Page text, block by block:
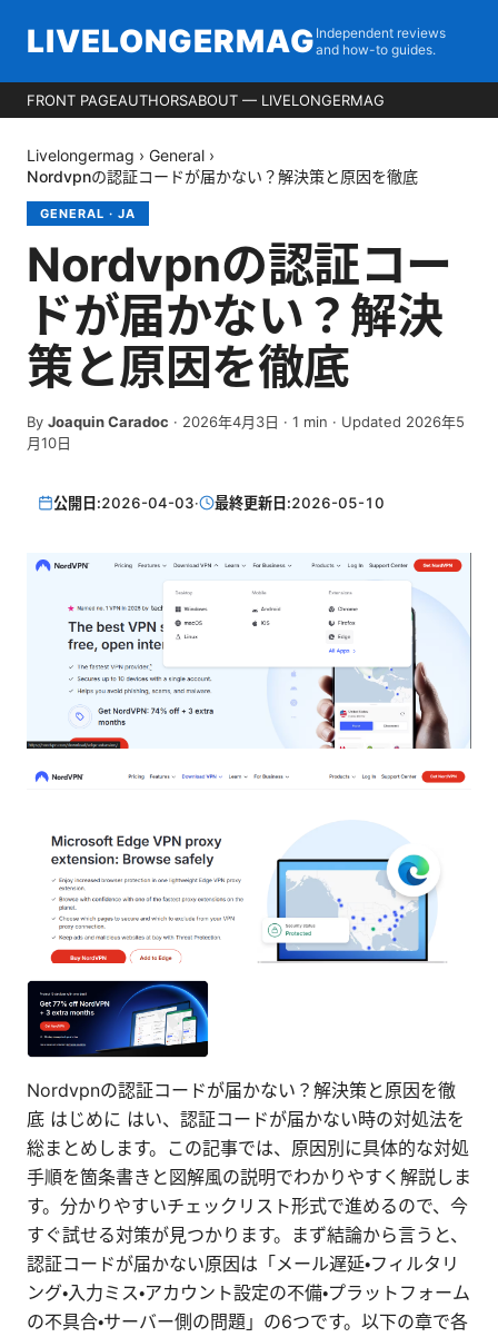
LIVELONGERMAG Independent reviews
and how-to guides.
FRONT PAGEAUTHORSABOUT — LIVELONGERMAG
Livelongermag › General ›
Nordvpnの認証コードが届かない？解決策と原因を徹底
GENERAL · JA
Nordvpnの認証コー
ドが届かない？解決
策と原因を徹底
By Joaquin Caradoc · 2026年4月3日 · 1 min · Updated 2026年5
月10日
公開日:2026-04-03· 最終更新日:2026-05-10
Nordvpnの認証コードが届かない？解決策と原因を徹
底 はじめに はい、認証コードが届かない時の対処法を
総まとめします。この記事では、原因別に具体的な対処
手順を箇条書きと図解風の説明でわかりやすく解説しま
す。分かりやすいチェックリスト形式で進めるので、今
すぐ試せる対策が見つかります。まず結論から言うと、
認証コードが届かない原因は「メール遅延・フィルタリ
ング・入力ミス・アカウント設定の不備・プラットフォーム
の不具合・サーバー側の問題」の6つです。以下の章で各